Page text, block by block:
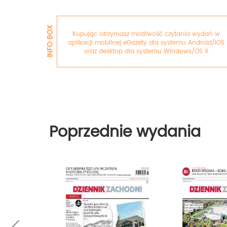
INFO BOX
Kupując otrzymasz możliwość czytania wydań w
aplikacji mobilnej eGazety dla systemu Android/iOS
oraz desktop dla systemu Windows/OS X
Poprzednie wydania